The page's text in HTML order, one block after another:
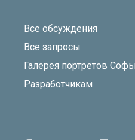
Все обсуждения
Все запросы
Галерея портретов
Разработчикам